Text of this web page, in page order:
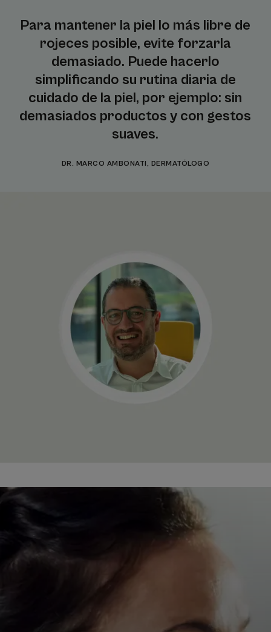
Para mantener la piel lo más libre de
rojeces posible, evite forzarla
demasiado. Puede hacerlo
simplificando su rutina diaria de
cuidado de la piel, por ejemplo: sin
demasiados productos y con gestos
suaves.
DR. MARCO AMBONATI, DERMATÓLOGO